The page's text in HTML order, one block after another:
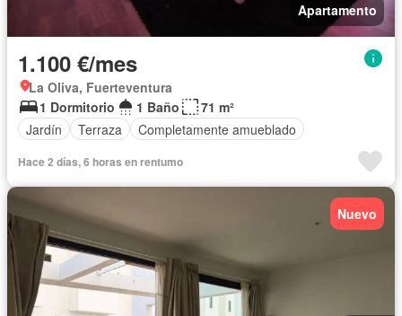
Apartamento
1.100 €/mes
La Oliva, Fuerteventura
1 Dormitorio
1 Baño
71 m²
Jardín
Terraza Completamente amueblado
Hace 2 días, 6 horas en rentumo
Nuevo